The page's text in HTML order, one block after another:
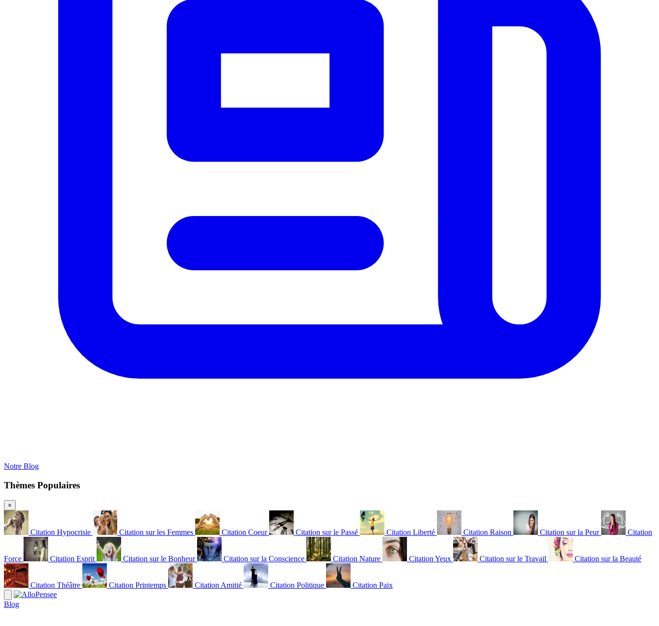
Notre Blog
Thèmes Populaires
×
Citation Hypocrisie Citation sur les Femmes Citation Coeur Citation sur le Passé Citation Liberté Citation Raison Citation sur la Peur Citation
Force Citation Esprit Citation sur le Bonheur Citation sur la Conscience Citation Nature Citation Yeux Citation sur le Travail Citation sur la Beauté
Citation Théâtre Citation Printemps Citation Amitié Citation Politique Citation Paix
Blog